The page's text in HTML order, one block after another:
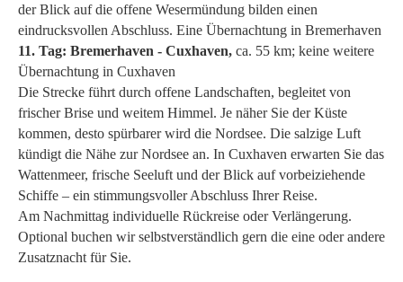
der Blick auf die offene Wesermündung bilden einen
eindrucksvollen Abschluss. Eine Übernachtung in Bremerhaven
11. Tag: Bremerhaven - Cuxhaven, ca. 55 km; keine weitere
Übernachtung in Cuxhaven
Die Strecke führt durch offene Landschaften, begleitet von
frischer Brise und weitem Himmel. Je näher Sie der Küste
kommen, desto spürbarer wird die Nordsee. Die salzige Luft
kündigt die Nähe zur Nordsee an. In Cuxhaven erwarten Sie das
Wattenmeer, frische Seeluft und der Blick auf vorbeiziehende
Schiffe – ein stimmungsvoller Abschluss Ihrer Reise.
Am Nachmittag individuelle Rückreise oder Verlängerung.
Optional buchen wir selbstverständlich gern die eine oder andere
Zusatznacht für Sie.